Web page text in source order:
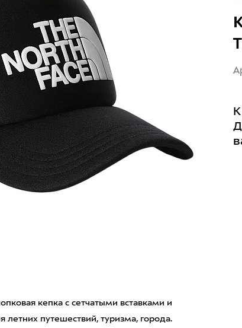
кепка с сетчатыми вставками и
путешествий, туризма, города.